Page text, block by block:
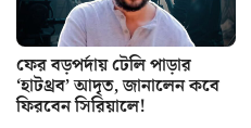
ফের বড়পর্দায় টেলি পাড়ার
‘হাটথ্রব’ আদৃত, জানালেন কবে
ফিরবেন সিরিয়ালে!